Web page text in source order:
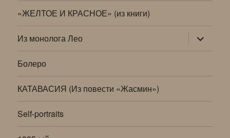
«ЖЕЛТОЕ И КРАСНОЕ» (из книги)
Из монолога Лео раскрыть
дочернее
меню
Болеро
КАТАВАСИЯ (Из повести «Жасмин»)
Self-portraits